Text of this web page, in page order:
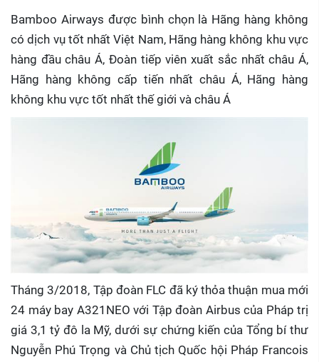
Bamboo Airways được bình chọn là Hãng hàng không
có dịch vụ tốt nhất Việt Nam, Hãng hàng không khu vực
hàng đầu châu Á, Đoàn tiếp viên xuất sắc nhất châu Á,
Hãng hàng không cấp tiến nhất châu Á, Hãng hàng
không khu vực tốt nhất thế giới và châu Á
Tháng 3/2018, Tập đoàn FLC đã ký thỏa thuận mua mới
24 máy bay A321NEO với Tập đoàn Airbus của Pháp trị
giá 3,1 tỷ đô la Mỹ, dưới sự chứng kiến của Tổng bí thư
Nguyễn Phú Trọng và Chủ tịch Quốc hội Pháp Francois